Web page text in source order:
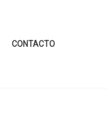
CONTACTO